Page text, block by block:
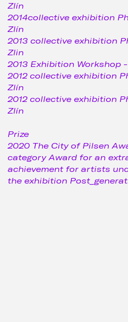
Zlín
2014collective exhibition
Zlín
2013 collective exhibition
Zlin
2013 Exhibition Workshop
2012 collective exhibition
Zlín
2012 collective exhibition
Zlín
Prize
2020 The City of Pilsen
category Award for an
achievement for artists
the exhibition